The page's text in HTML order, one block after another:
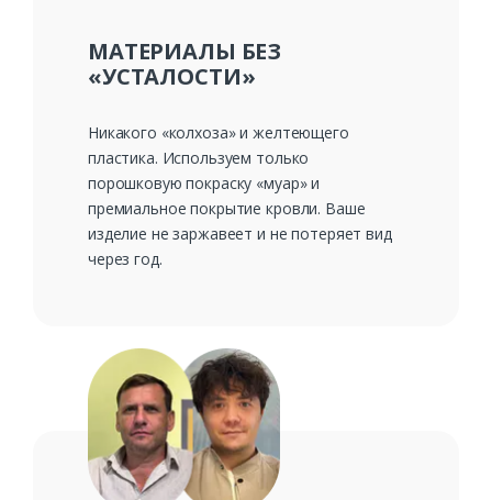
МАТЕРИАЛЫ БЕЗ
«УСТАЛОСТИ»
Никакого «колхоза» и желтеющего
пластика. Используем только
порошковую покраску «муар» и
премиальное покрытие кровли. Ваше
изделие не заржавеет и не потеряет вид
через год.